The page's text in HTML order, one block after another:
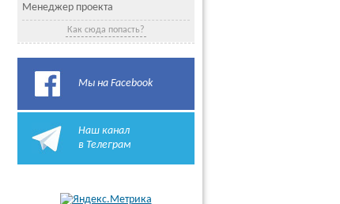
Менеджер проекта
Как сюда попасть?
Мы на Facebook
Наш канал
в Телеграм